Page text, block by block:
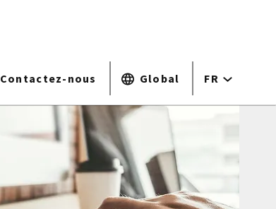
Contactez-nous Global FR